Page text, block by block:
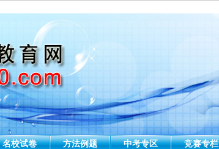
名校试卷 方法例题 中考专区 竞赛专栏